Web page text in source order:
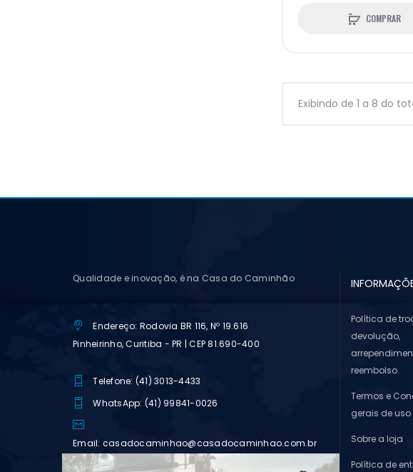
COMPRAR
Exibindo de 1 a 8 do
Qualidade e inovação, é na Casa do Caminhão
Endereço: Rodovia BR 116, Nº 19.616
Pinheirinho, Curitiba - PR | CEP 81.690-400
Telefone: (41) 3013-4433
WhatsApp: (41) 99841-0026
Email: casadocaminhao@casadocaminhao.com.br
Política de
devolução,
reembolso.
Termos e
gerais de
Sobre a loja
Política de